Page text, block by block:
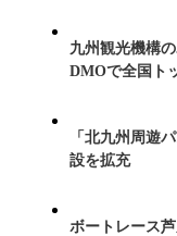
九州観光機構
DMOで全国ト
「北九州周遊
設を拡充
ボートレース